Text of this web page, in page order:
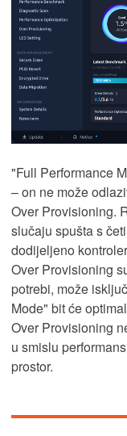
"Full Performance
– on ne može
Over Provisioning.
slučaju spušta s
dodijeljeno
Over Provisioning
potrebi, može
Mode" bit će
Over Provisioning
u smislu
prostor.